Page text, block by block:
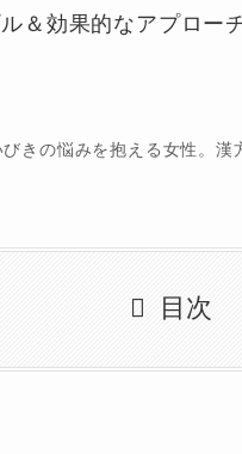
＆効果的なアプロー
きの悩みを抱える女性。漢
目次